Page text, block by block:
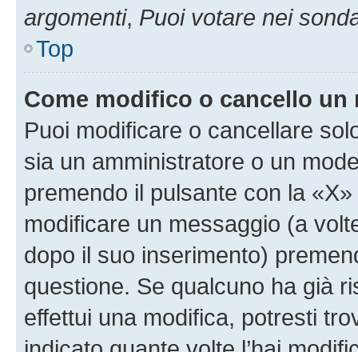
argomenti, Puoi votare nei
Top
Come modifico o cancello un
Puoi modificare o cancellare
sia un amministratore o un
premendo il pulsante con la
modificare un messaggio (a
dopo il suo inserimento)
questione. Se qualcuno ha già
effettui una modifica, potresti